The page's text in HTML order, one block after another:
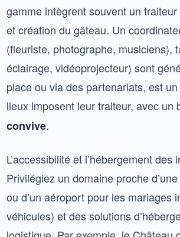
gamme intègrent souvent un
et création du gâteau. Un
(fleuriste, photographe, musiciens),
éclairage, vidéoprojecteur) sont
place ou via des partenariats, est
lieux imposent leur traiteur, avec un
convive.
L’accessibilité et l’hébergement
Privilégiez un domaine proche
ou d’un aéroport pour les mariages
véhicules) et des solutions